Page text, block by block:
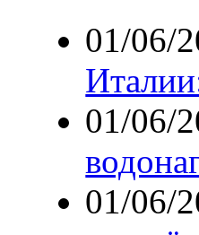
01/06/
01/06/
01/06/